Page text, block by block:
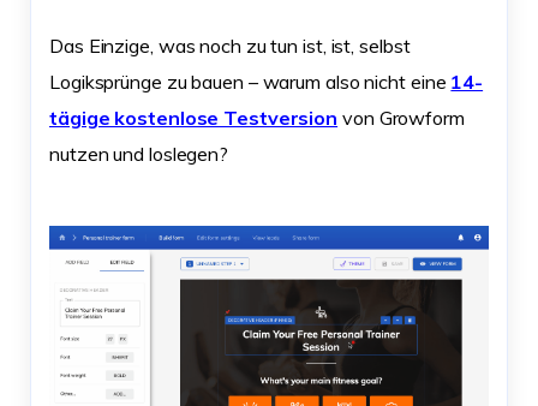
Das Einzige, was noch zu tun ist, ist, selbst
Logiksprünge zu bauen – warum also nicht eine 14-
tägige kostenlose Testversion von Growform
nutzen und loslegen?